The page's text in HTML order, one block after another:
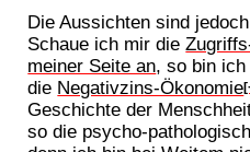
Die Aussichten sind
Schaue ich mir die
meiner Seite an, so bin
die Negativzins-Ökonomie
Geschichte der
so die psycho-